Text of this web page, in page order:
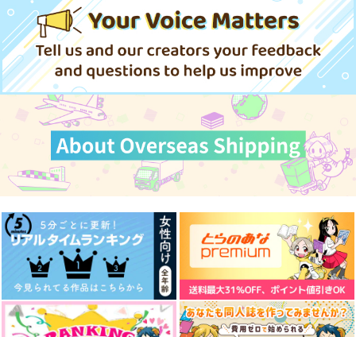
杏李成蹊
くらげランド
787円（税込）
煉獄杏寿郎
サンプル
作品詳細
あまやどりの夜に
ギガメーカー
605円（税込）
宇髄天元×煉獄杏寿郎
サンプル
作品詳細
結婚しました
景陽岡の虎
（税込）
煉獄杏寿郎×煉獄千寿郎
サンプル
作品詳細